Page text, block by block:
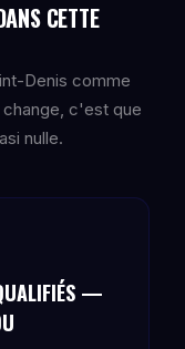
CETTE
Denis comme
c'est que
nulle.
—